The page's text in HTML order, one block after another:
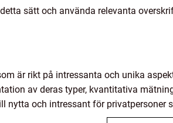
sätt och använda relevanta
är rikt på intressanta och unika
av deras typer, kvantitativa
nytta och intressant för privatpersoner